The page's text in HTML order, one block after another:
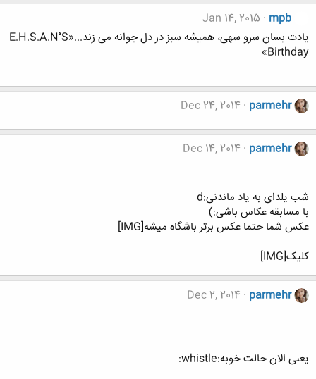
mpb
Jan 14, 2015
یادت بسان سرو سهی، همیشه سبز در دل جوانه می زند...«E.H.S.A.Nُُُ S
Birthday»
parmehr
Dec 24, 2014
parmehr
Dec 14, 2014
شب یلدای به یاد ماندنی:d
با مسابقه عکاس باشی:)
عکس شما حتما عکس برتر باشگاه میشه[IMG]
کلیک[IMG]
parmehr
Dec 2, 2014
یعنی الان حالت خوبه:whistle: